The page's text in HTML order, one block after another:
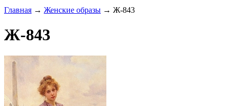
Главная → Женские образы → Ж-843
Ж-843